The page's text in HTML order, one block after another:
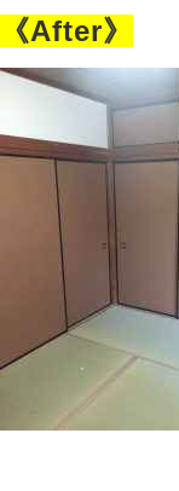
《After》